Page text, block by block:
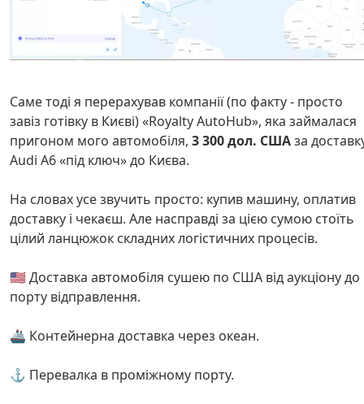
Саме тоді я перерахував компанії (по факту - просто
завіз готівку в Києві) «Royalty AutoHub», яка займалася
пригоном мого автомобіля, 3 300 дол. СШАза
Audi A6 «під ключ» до Києва.
На словах усе звучить просто: купив машину, оплатив
доставку і чекаєш. Але насправді за цією сумою стоїть
цілий ланцюжок складних логістичних процесів.
🇺🇸 Доставка автомобіля сушею по США від аукціону до
порту відправлення.
🚢 Контейнерна доставка через океан.
⚓ Перевалка в проміжному порту.